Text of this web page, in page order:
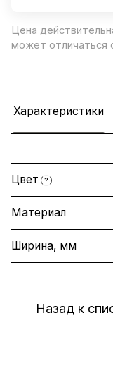
Цена
может отличаться
Характеристики
Цвет ?
Материал
Ширина, мм
Назад к